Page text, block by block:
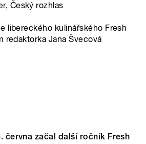
, Český rozhlas
libereckého kulinářského Fresh
redaktorka Jana Švecová
června začal další ročník Fresh